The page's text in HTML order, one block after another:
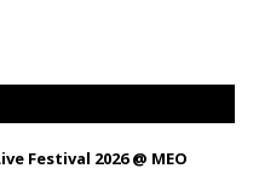
Festival 2026 @ MEO